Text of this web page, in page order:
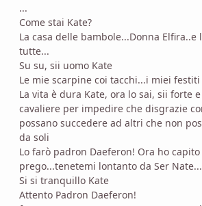
...
Come stai Kate?
La casa delle bambole...Donna
tutte...
Su su, sii uomo Kate
Le mie scarpine coi tacchi...i miei
La vita è dura Kate, ora lo sai, sii forte
cavaliere per impedire che disgrazie
possano succedere ad altri che non
da soli
Lo farò padron Daeferon! Ora ho
prego...tenetemi lontanto da Ser
Si si tranquillo Kate
Attento Padron Daeferon!